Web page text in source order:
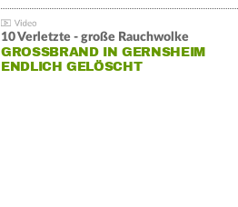
10 Verletzte - große Rauchwolke
GROSSBRAND IN GERNSHEIM E
NDLICH GELÖSCHT